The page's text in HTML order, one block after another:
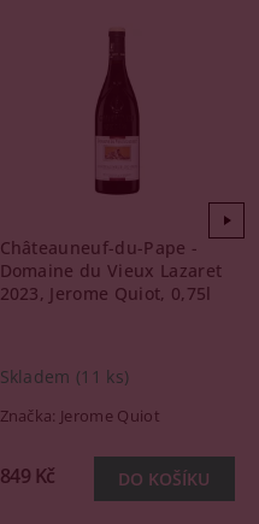
Châteauneuf-du-Pape -
Domaine du Vieux Lazaret
2023, Jerome Quiot, 0,75l
Skladem (11 ks)
Značka: Jerome Quiot
849 Kč